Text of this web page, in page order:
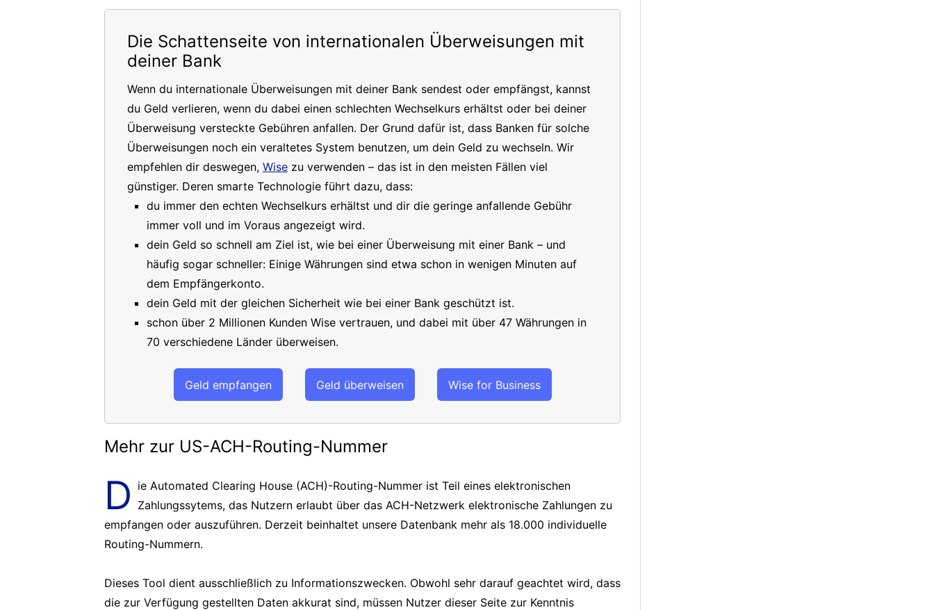
Die Schattenseite von internationalen Überweisungen mit
deiner Bank
Wenn du internationale Überweisungen mit deiner Bank sendest oder empfängst, kannst
du Geld verlieren, wenn du dabei einen schlechten Wechselkurs erhältst oder bei deiner
Überweisung versteckte Gebühren anfallen. Der Grund dafür ist, dass Banken für solche
Überweisungen noch ein veraltetes System benutzen, um dein Geld zu wechseln. Wir
empfehlen dir deswegen, Wise zu verwenden – das ist in den meisten Fällen viel
günstiger. Deren smarte Technologie führt dazu, dass:
du immer den echten Wechselkurs erhältst und dir die geringe anfallende Gebühr
immer voll und im Voraus angezeigt wird.
dein Geld so schnell am Ziel ist, wie bei einer Überweisung mit einer Bank – und
häufig sogar schneller: Einige Währungen sind etwa schon in wenigen Minuten auf
dem Empfängerkonto.
dein Geld mit der gleichen Sicherheit wie bei einer Bank geschützt ist.
schon über 2 Millionen Kunden Wise vertrauen, und dabei mit über 47 Währungen in
70 verschiedene Länder überweisen.
Geld empfangen Geld überweisen Wise for Business
Mehr zur US-ACH-Routing-Nummer
D ie Automated Clearing House (ACH)-Routing-Nummer ist Teil eines elektronischen
Zahlungssytems, das Nutzern erlaubt über das ACH-Netzwerk elektronische Zahlungen zu
empfangen oder auszuführen. Derzeit beinhaltet unsere Datenbank mehr als 18.000 individuelle
Routing-Nummern.
Dieses Tool dient ausschließlich zu Informationszwecken. Obwohl sehr darauf geachtet wird, dass
die zur Verfügung gestellten Daten akkurat sind, müssen Nutzer dieser Seite zur Kenntnis